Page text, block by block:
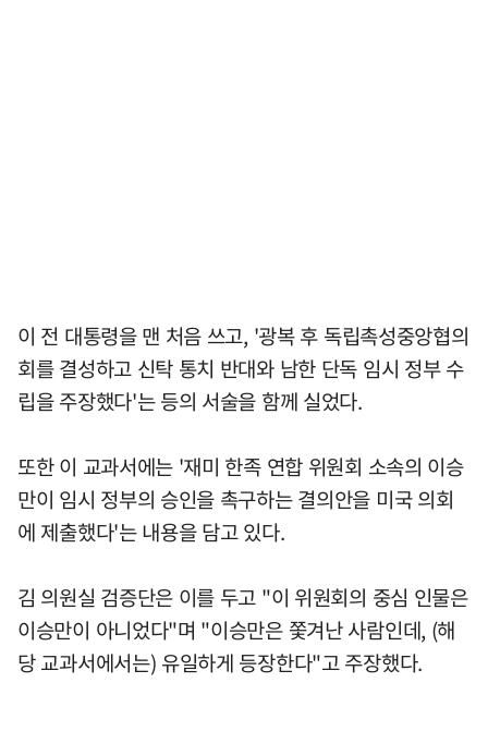
이 전 대통령을 맨 처음 쓰고, '광복 후 독립촉성중앙협의
회를 결성하고 신탁 통치 반대와 남한 단독 임시 정부 수
립을 주장했다'는 등의 서술을 함께 실었다.
또한 이 교과서에는 '재미 한족 연합 위원회 소속의 이승
만이 임시 정부의 승인을 촉구하는 결의안을 미국 의회
에 제출했다'는 내용을 담고 있다.
김 의원실 검증단은 이를 두고 "이 위원회의 중심 인물은
이승만이 아니었다"며 "이승만은 쫓겨난 사람인데, (해
당 교과서에서는) 유일하게 등장한다"고 주장했다.